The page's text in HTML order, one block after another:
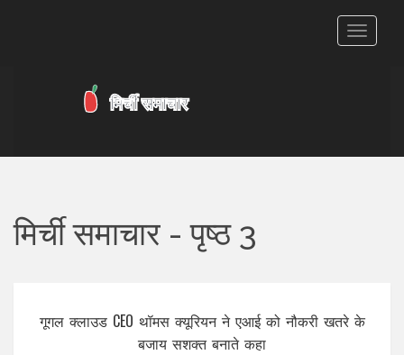
टॉगल
मिर्ची समाचार - पृष्ठ 3
गूगल क्लाउड CEO थॉमस क्यूरियन ने एआई को नौकरी खतरे के
बजाय सशक्त बनाते कहा